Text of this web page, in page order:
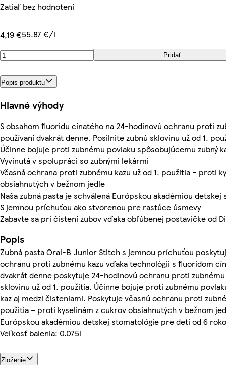
Zatiaľ bez hodnotení
4,19 €55,87 €/l
Pridať
Popis produktu
Hlavné výhody
S obsahom fluoridu cínatého na 24-hodinovú ochranu proti
používaní dvakrát denne. Posilnite zubnú sklovinu už od 1.
Účinne bojuje proti zubnému povlaku spôsobujúcemu zubný
Vyvinutá v spolupráci so zubnými lekármi
Včasná ochrana proti zubnému kazu už od 1. použitia – proti
obsiahnutých v bežnom jedle
Naša zubná pasta je schválená Európskou akadémiou
S jemnou príchuťou ako stvorenou pre rastúce úsmevy
Zabavte sa pri čistení zubov vďaka obľúbenej postavičke od
Popis
Zubná pasta Oral-B Junior Stitch s jemnou príchuťou
ochranu proti zubnému kazu vďaka technológii s fluoridom
dvakrát denne poskytuje 24-hodinovú ochranu proti
sklovinu už od 1. použitia. Účinne bojuje proti zubnému
kaz aj medzi čisteniami. Poskytuje včasnú ochranu proti
použitia – proti kyselinám z cukrov obsiahnutých v bežnom
Európskou akadémiou detskej stomatológie pre deti od 6
Veľkosť balenia: 0.075l
Zloženie